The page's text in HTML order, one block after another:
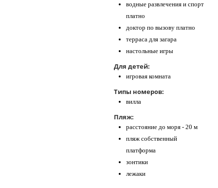
водные развлечения и спорт
платно
доктор по вызову платно
терраса для загара
настольные игры
Для детей:
игровая комната
Типы номеров:
вилла
Пляж:
расстояние до моря - 20 м
пляж собственный
платформа
зонтики
лежаки